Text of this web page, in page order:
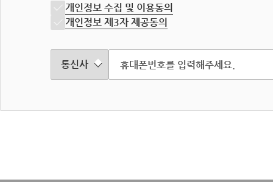
개인정보 수집 및 이용동의
개인정보 제3자 제공동의